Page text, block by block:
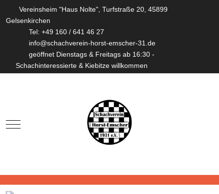
Vereinsheim "Haus Nolte", Turfstraße 20, 45899
Gelsenkirchen
Tel: +49 160 / 641 46 27
info@schachverein-horst-emscher-31.de
geöffnet Dienstags & Freitags ab 16:30 -
Schachinteressierte & Kiebitze willkommen
Mobile Menu Toggle